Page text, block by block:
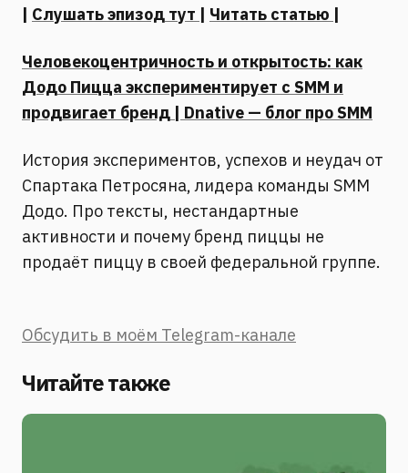
| Слушать эпизод тут | Читать статью |
Человекоцентричность и открытость: как
Додо Пицца экспериментирует с SMM и
продвигает бренд | Dnative — блог про SMM
История экспериментов, успехов и неудач от
Спартака Петросяна, лидера команды SMM
Додо. Про тексты, нестандартные
активности и почему бренд пиццы не
продаёт пиццу в своей федеральной группе.
Обсудить в моём Telegram-канале
Читайте также